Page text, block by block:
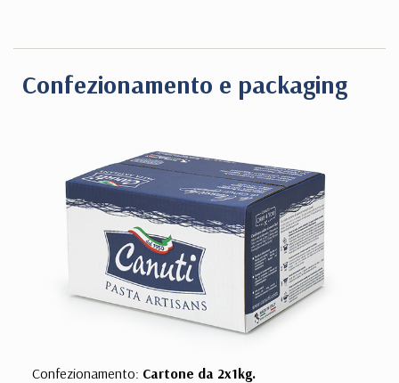
Confezionamento e packaging
Confezionamento: Cartone da 2x1kg.